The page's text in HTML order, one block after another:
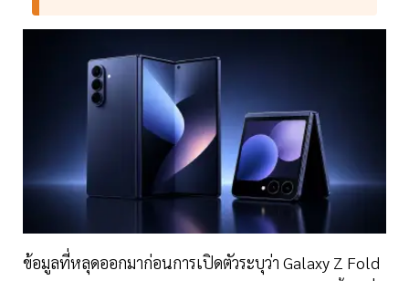
ข้อมูลที่หลุดออกมาก่อนการเปิดตัวระบุว่า Galaxy Z Fold